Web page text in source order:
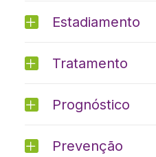
Estadiamento
Tratamento
Prognóstico
Prevenção